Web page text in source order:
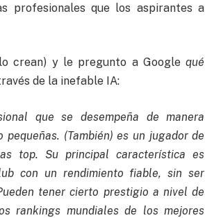
profesionales que los aspirantes a
crean) y le pregunto a Googlequé
de la inefable IA:
que se desempeña de manera
(También) es un jugador de
top. Su principal característica es
con un rendimiento fiable, sin ser
tener cierto prestigio a nivel de
rankings mundiales de los mejores